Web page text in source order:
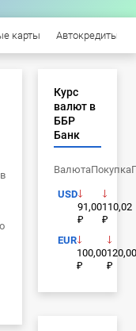
карты Автокредиты
Курс
валют в
ББР
Банк
ВалютаПокупка
USD
91,00
₽
110,02
₽
EUR
100,00
₽
120,00
₽